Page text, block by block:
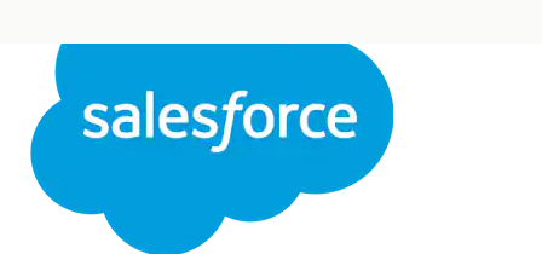
Fechar Fechar